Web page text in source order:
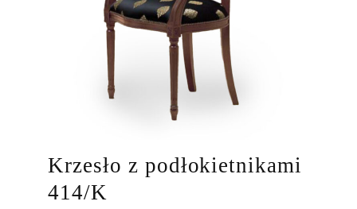
Krzesło z podłokietnikami
414/K